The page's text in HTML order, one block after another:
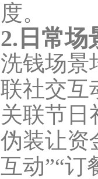
度。
2. 日常场
洗钱场景
联社交互
关联节日
伪装让资
互动”“订